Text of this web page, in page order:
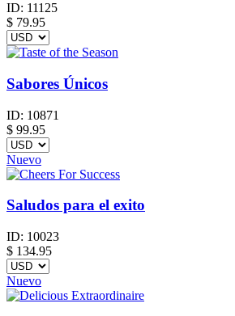
ID: 11125
$ 79.95
Sabores Únicos
ID: 10871
$ 99.95
Nuevo
Saludos para el exito
ID: 10023
$ 134.95
Nuevo